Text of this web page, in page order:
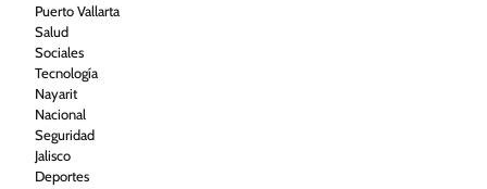
Puerto Vallarta
Salud
Sociales
Tecnología
Nayarit
Nacional
Seguridad
Jalisco
Deportes